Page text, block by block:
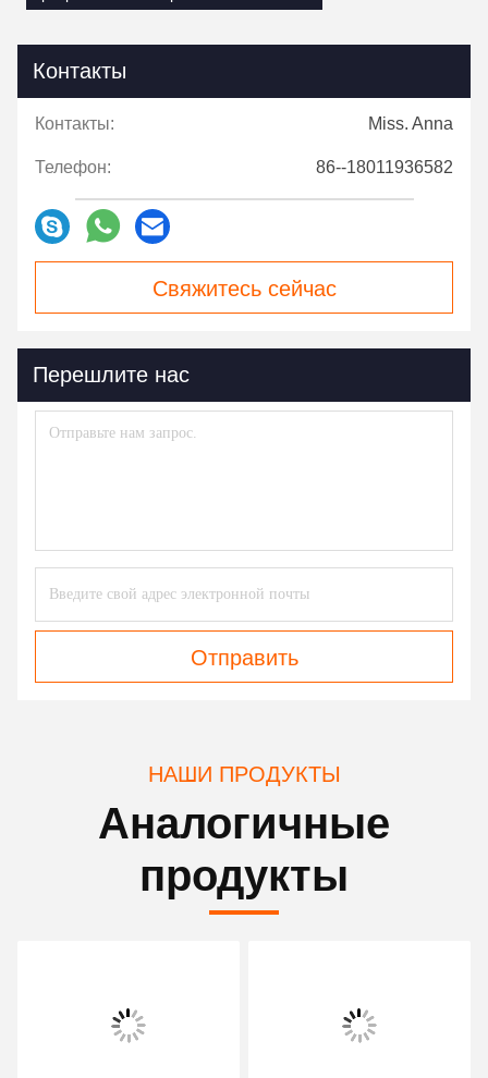
Контакты
Контакты: Miss. Anna
Телефон: 86--18011936582
Свяжитесь сейчас
Перешлите нас
Отправить
НАШИ ПРОДУКТЫ
Аналогичные
продукты